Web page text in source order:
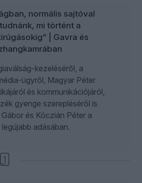
normális sajtóval
mi történt a
| Gavra és
kezeléséről, a
ügyről, Magyar Péter
és kommunikációjáról,
gyenge szerepléséről is
és Kóczián Péter a
adásában.
1